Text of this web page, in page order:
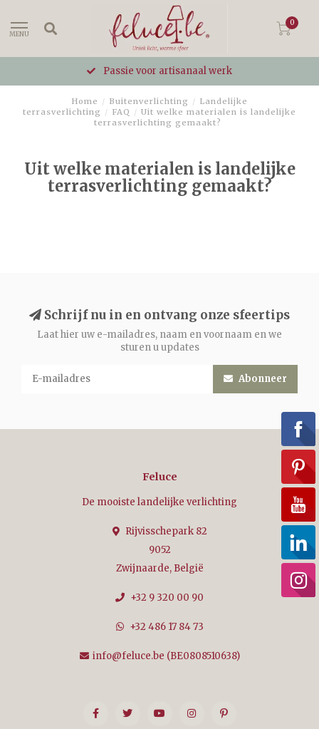
MENU
0
Passie voor artisanaal werk
Home / Buitenverlichting / Landelijke
terrasverlichting / FAQ / Uit welke materialen is landelijke
terrasverlichting gemaakt?
Uit welke materialen is landelijke
terrasverlichting gemaakt?
Schrijf nu in en ontvang onze sfeertips
Laat hier uw e-mailadres, naam en voornaam en we
sturen u updates
Abonneer
Feluce
De mooiste landelijke verlichting
Rijvisschepark 82
9052
Zwijnaarde, België
+32 9 320 00 90
+32 486 17 84 73
info@feluce.be (BE0808510638)